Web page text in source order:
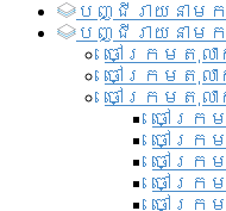
បញ្ជី​រាយ​នាមក
បញ្ជី​រាយ​នាម
ចៅក្រមតុល
ចៅក្រមតុល
ចៅក្រមតុល
ចៅក្រ
ចៅក្រ
ចៅក្រ
ចៅក្រ
ចៅក្រ